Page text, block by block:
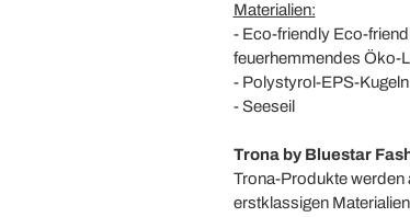
Materialien:
- Eco-friendly Eco-
feuerhemmendes Öko-
- Polystyrol-EPS-Kugeln
- Seeseil
Trona by Bluestar
Trona-Produkte werden
erstklassigen